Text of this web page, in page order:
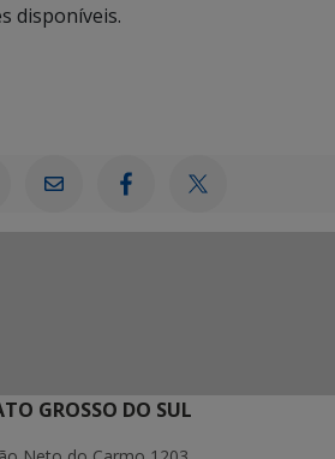
disponíveis.
GROSSO DO SUL